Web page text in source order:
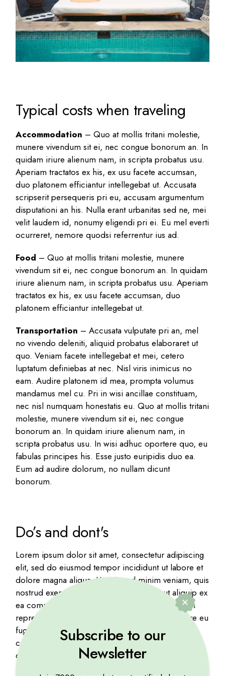
Typical costs when traveling
Accommodation – Quo at mollis tritani molestie,
munere vivendum sit ei, nec congue bonorum an. In
quidam iriure alienum nam, in scripta probatus usu.
Aperiam tractatos ex his, ex usu facete accumsan,
duo platonem efficiantur intellegebat ut. Accusata
scripserit persequeris pri eu, accusam argumentum
disputationi an his. Nulla erant urbanitas sed ne, mei
velit laudem id, nonumy eligendi pri ei. Eu mel everti
ocurreret, nemore quodsi referrentur ius ad.
Food – Quo at mollis tritani molestie, munere
vivendum sit ei, nec congue bonorum an. In quidam
iriure alienum nam, in scripta probatus usu. Aperiam
tractatos ex his, ex usu facete accumsan, duo
platonem efficiantur intellegebat ut.
Transportation – Accusata vulputate pri an, mel
no vivendo deleniti, aliquid probatus elaboraret ut
quo. Veniam facete intellegebat et mei, cetero
luptatum definiebas at nec. Nisl viris inimicus no
eam. Audire platonem id mea, prompta volumus
mandamus mel cu. Pri in wisi ancillae constituam,
nec nisl numquam honestatis eu. Quo at mollis tritani
molestie, munere vivendum sit ei, nec congue
bonorum an. In quidam iriure alienum nam, in
scripta probatus usu. In wisi adhuc oportere quo, eu
fabulas principes his. Esse justo euripidis duo ea.
Eum ad audire dolorum, no nullam dicunt
bonorum.
Do’s and dont's
Lorem ipsum dolor sit amet, consectetur adipiscing
elit, sed do eiusmod tempor incididunt ut labore et
dolore magna aliqua. Ut enim ad minim veniam, quis
nostrud exercitation ullamco laboris nisi ut aliquip ex
ea commodo consequat. Duis aute irure dolor in
reprehenderit in voluptate velit esse cillum dolore eu
fugiat nulla pariatur. Excepteur sint occaecat
cupidatat non proident, sunt in culpa qui officia
deserunt mollit anim id est laborum.Excepteur sint
occaecat cupidatat non proident. Quisque id enim
Subscribe to our
Newsletter